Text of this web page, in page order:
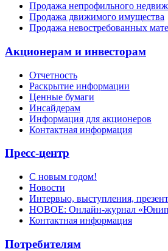
Продажа непрофильного
Продажа движимого имущества
Продажа невостребованных
Акционерам и инвесторам
Отчетность
Раскрытие информации
Ценные бумаги
Инсайдерам
Информация для акционеров
Контактная информация
Пресс-центр
С новым годом!
Новости
Интервью, выступления,
НОВОЕ: Онлайн-журнал
Контактная информация
Потребителям